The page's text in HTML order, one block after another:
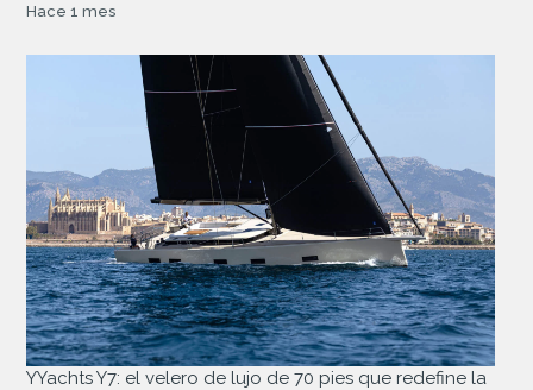
Hace 1 mes
YYachts Y7: el velero de lujo de 70 pies que redefine la